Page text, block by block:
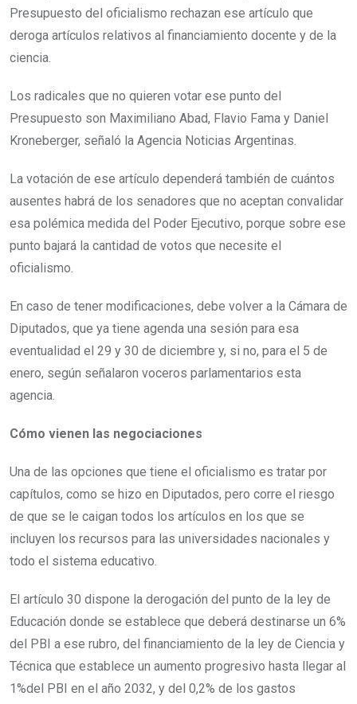
Presupuesto del oficialismo rechazan ese artículo que
deroga artículos relativos al financiamiento docente y de la
ciencia.
Los radicales que no quieren votar ese punto del
Presupuesto son Maximiliano Abad, Flavio Fama y Daniel
Kroneberger, señaló la Agencia Noticias Argentinas.
La votación de ese artículo dependerá también de cuántos
ausentes habrá de los senadores que no aceptan convalidar
esa polémica medida del Poder Ejecutivo, porque sobre ese
punto bajará la cantidad de votos que necesite el
oficialismo.
En caso de tener modificaciones, debe volver a la Cámara de
Diputados, que ya tiene agenda una sesión para esa
eventualidad el 29 y 30 de diciembre y, si no, para el 5 de
enero, según señalaron voceros parlamentarios esta
agencia.
Cómo vienen las negociaciones
Una de las opciones que tiene el oficialismo es tratar por
capítulos, como se hizo en Diputados, pero corre el riesgo
de que se le caigan todos los artículos en los que se
incluyen los recursos para las universidades nacionales y
todo el sistema educativo.
El artículo 30 dispone la derogación del punto de la ley de
Educación donde se establece que deberá destinarse un 6%
del PBI a ese rubro, del financiamiento de la ley de Ciencia y
Técnica que establece un aumento progresivo hasta llegar al
1%del PBI en el año 2032, y del 0,2% de los gastos